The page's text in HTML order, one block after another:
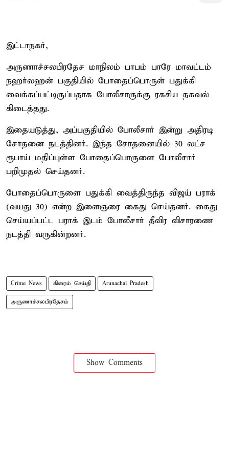
இட்டாநகர்,
அருணாச்சலபிரதேச மாநிலம் பாபம் பாரே மாவட்டம்
நஹர்லஹன் பகுதியில் போதைப்பொருள் பதுக்கி
வைக்கப்பட்டிருப்பதாக போலீசாருக்கு ரகசிய தகவல்
கிடைத்தது.
இதையடுத்து, அப்பகுதியில் போலீசார் இன்று அதிரடி
சோதனை நடத்தினர். இந்த சோதனையில் 30 லட்ச
ரூபாய் மதிப்புள்ள போதைப்பொருளை போலீசார்
பறிமுதல் செய்தனர்.
போதைப்பொருளை பதுக்கி வைத்திருந்த விஜய் பராக்
(வயது 30) என்ற இளைஞரை கைது செய்தனர். கைது
செய்யப்பட்ட பராக் இடம் போலீசார் தீவிர விசாரணை
நடத்தி வருகின்றனர்.
Crime News கிரைம் செய்தி Arunachal Pradesh
அருணாச்சலபிரதேசம்
Show Comments